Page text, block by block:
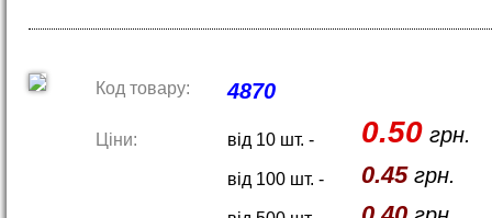
Код товару: 4870
Ціни: від 10 шт. - 0.50грн.
від 100 шт. - 0.45грн.